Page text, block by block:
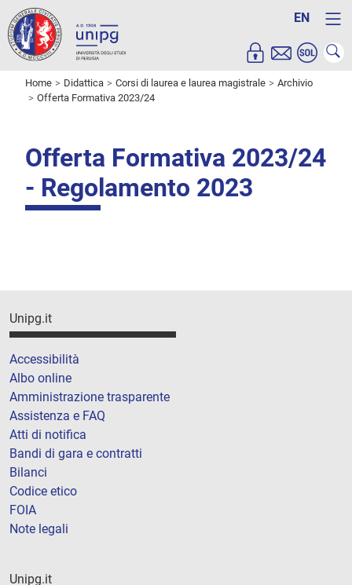
EN
Home Didattica Corsi di laurea e laurea magistrale
Archivio
Offerta Formativa 2023/24
Offerta Formativa 2023/24
- Regolamento 2023
Unipg.it
Accessibilità
Albo online
Amministrazione trasparente
Assistenza e FAQ
Atti di notifica
Bandi di gara e contratti
Bilanci
Codice etico
FOIA
Note legali
Unipg.it